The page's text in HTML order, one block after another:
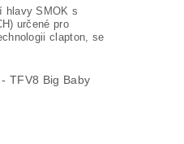
hlavy SMOK s
určené pro
clapton, se
TFV8 Big Baby